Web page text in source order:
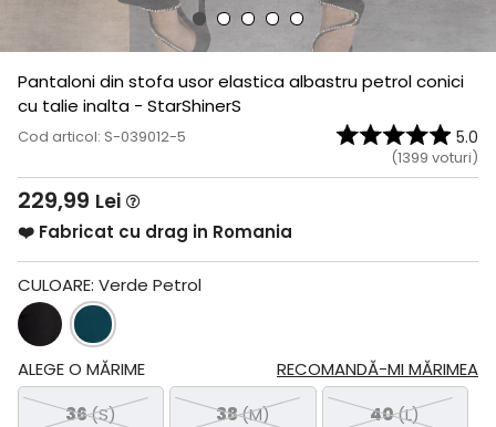
Pantaloni din stofa usor elastica albastru petrol conici
cu talie inalta - StarShinerS
Cod articol: S-039012-5 5.0
(1399 voturi)
229,99 Lei
❤️ Fabricat cu drag in Romania
CULOARE: Verde Petrol
RECOMANDĂ-MI MĂRIMEA
ALEGE O MĂRIME
36(S) 38(M) 40(L)